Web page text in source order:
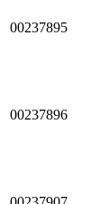
00237895
00237896